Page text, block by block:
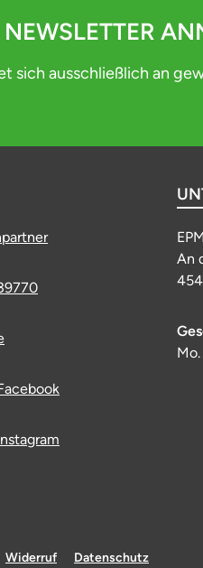
sich ausschließlich an
An
Widerruf Datenschutz